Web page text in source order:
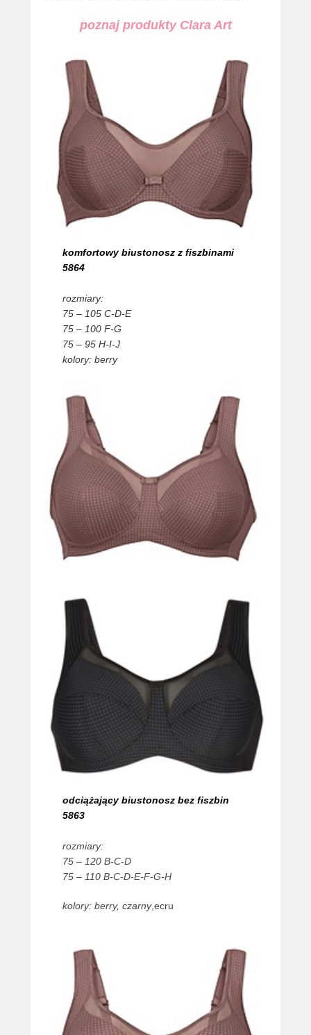
poznaj produkty Clara Art
komfortowy biustonosz z fiszbinami
5864
rozmiary:
75 – 105 C-D-E
75 – 100 F-G
75 – 95 H-I-J
kolory: berry
odciążający biustonosz bez fiszbin
5863
rozmiary:
75 – 120 B-C-D
75 – 110 B-C-D-E-F-G-H
kolory: berry, czarny,ecru